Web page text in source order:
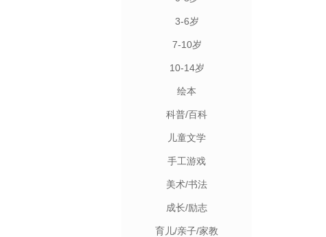
3-6岁
7-10岁
10-14岁
绘本
科普/百科
儿童文学
手工游戏
美术/书法
成长/励志
育儿/亲子/家教